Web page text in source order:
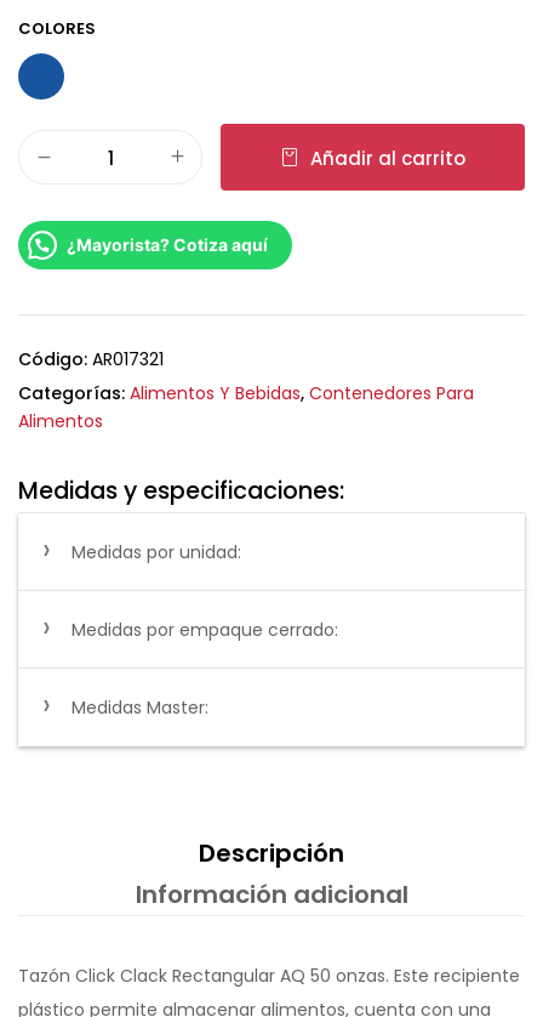
COLORES
Añadir al carrito
¿Mayorista? Cotiza aquí
Código: AR017321
Categorías: Alimentos Y Bebidas, Contenedores Para
Alimentos
Medidas y especificaciones:
Medidas por unidad:
Medidas por empaque cerrado:
Medidas Master:
Descripción
Información adicional
Tazón Click Clack Rectangular AQ 50 onzas. Este recipiente
plástico permite almacenar alimentos, cuenta con una